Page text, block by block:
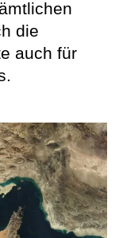
die
auch für